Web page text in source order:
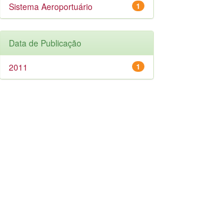
1
Sistema Aeroportuário
Data de Publicação
1
2011